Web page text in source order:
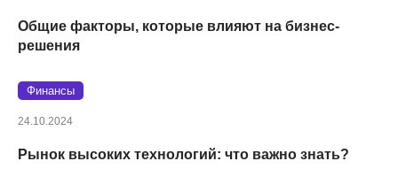
Общие факторы, которые влияют на бизнес-
решения
Финансы
24.10.2024
Рынок высоких технологий: что важно знать?